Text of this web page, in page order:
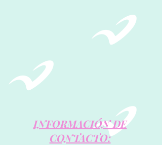
INFORMACIÓN DE
CONTACTO: